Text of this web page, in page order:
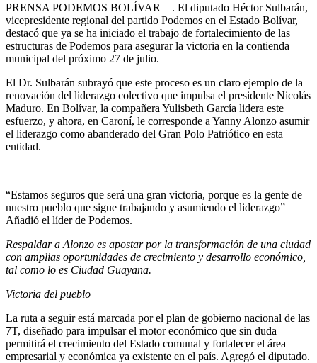
PRENSA PODEMOS BOLÍVAR—. El diputado Héctor Sulbarán,
vicepresidente regional del partido Podemos en el Estado Bolívar,
destacó que ya se ha iniciado el trabajo de fortalecimiento de las
estructuras de Podemos para asegurar la victoria en la contienda
municipal del próximo 27 de julio.
El Dr. Sulbarán subrayó que este proceso es un claro ejemplo de la
renovación del liderazgo colectivo que impulsa el presidente Nicolás
Maduro. En Bolívar, la compañera Yulisbeth García lidera este
esfuerzo, y ahora, en Caroní, le corresponde a Yanny Alonzo asumir
el liderazgo como abanderado del Gran Polo Patriótico en esta
entidad.
“Estamos seguros que será una gran victoria, porque es la gente de
nuestro pueblo que sigue trabajando y asumiendo el liderazgo”
Añadió el líder de Podemos.
Respaldar a Alonzo es apostar por la transformación de una ciudad
con amplias oportunidades de crecimiento y desarrollo económico,
tal como lo es Ciudad Guayana.
Victoria del pueblo
La ruta a seguir está marcada por el plan de gobierno nacional de las
7T, diseñado para impulsar el motor económico que sin duda
permitirá el crecimiento del Estado comunal y fortalecer el área
empresarial y económica ya existente en el país. Agregó el diputado.